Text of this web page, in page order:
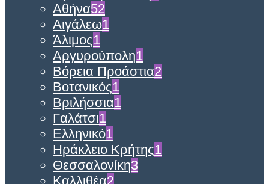
Αθήνα52
Αιγάλεω1
Άλιμος1
Αργυρούπολη1
Βόρεια Προάστια2
Βοτανικός1
Βριλήσσια1
Γαλάτσι1
Ελληνικό1
Ηράκλειο Κρήτης1
Θεσσαλονίκη3
Καλλιθέα2